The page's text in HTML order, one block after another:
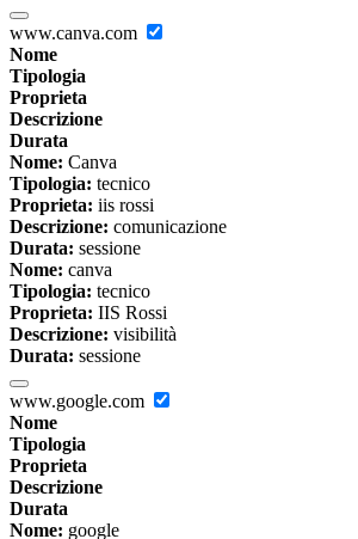
www.canva.com
Nome
Tipologia
Proprieta
Descrizione
Durata
Nome: Canva
Tipologia: tecnico
Proprieta: iis rossi
Descrizione: comunicazione
Durata: sessione
Nome: canva
Tipologia: tecnico
Proprieta: IIS Rossi
Descrizione: visibilità
Durata: sessione
www.google.com
Nome
Tipologia
Proprieta
Descrizione
Durata
Nome: google